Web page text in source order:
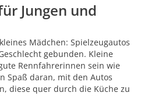
Jungen und
Mädchen: Spielzeugautos
gebunden. Kleine
Rennfahrerinnen sein wie
Spaß daran, mit den Autos
diese quer durch die Küche zu